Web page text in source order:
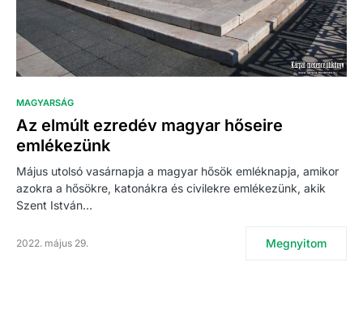
MAGYARSÁG
Az elmúlt ezredév magyar hőseire
emlékezünk
Május utolsó vasárnapja a magyar hősök emléknapja, amikor
azokra a hősökre, katonákra és civilekre emlékezünk, akik
Szent István…
2022. május 29. Megnyitom